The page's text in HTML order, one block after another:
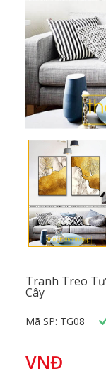
Tranh Treo
Cây
Mã SP: TG08
VNĐ